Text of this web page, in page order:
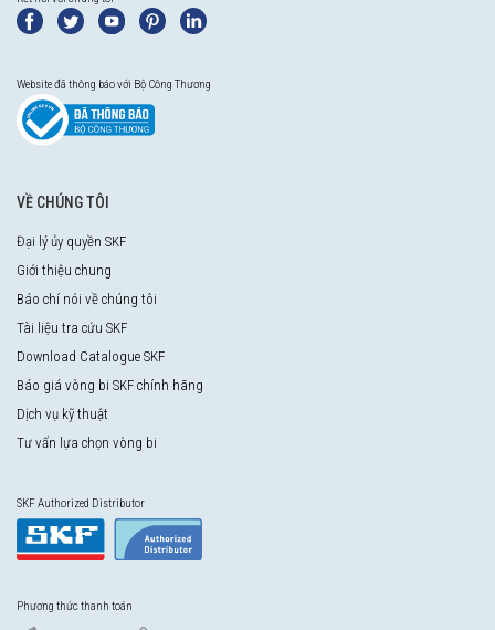
Website đã thông báo với Bộ Công Thương
VỀ CHÚNG TÔI
Đại lý ủy quyền SKF
Giới thiệu chung
Báo chí nói về chúng tôi
Tài liệu tra cứu SKF
Download Catalogue SKF
Báo giá vòng bi SKF chính hãng
Dịch vụ kỹ thuật
Tư vấn lựa chọn vòng bi
SKF Authorized Distributor
Phương thức thanh toán